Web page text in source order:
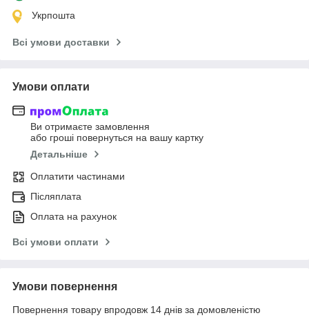
Укрпошта
Всі умови доставки
Умови оплати
Ви отримаєте замовлення
або гроші повернуться на вашу картку
Детальніше
Оплатити частинами
Післяплата
Оплата на рахунок
Всі умови оплати
Умови повернення
Повернення товару впродовж 14 днів за домовленістю